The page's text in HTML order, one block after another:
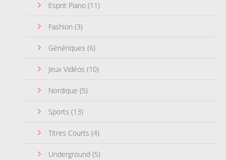
Esprit Piano (11)
Fashion (3)
Génériques (6)
Jeux Vidéos (10)
Nordique (5)
Sports (13)
Titres Courts (4)
Underground (5)